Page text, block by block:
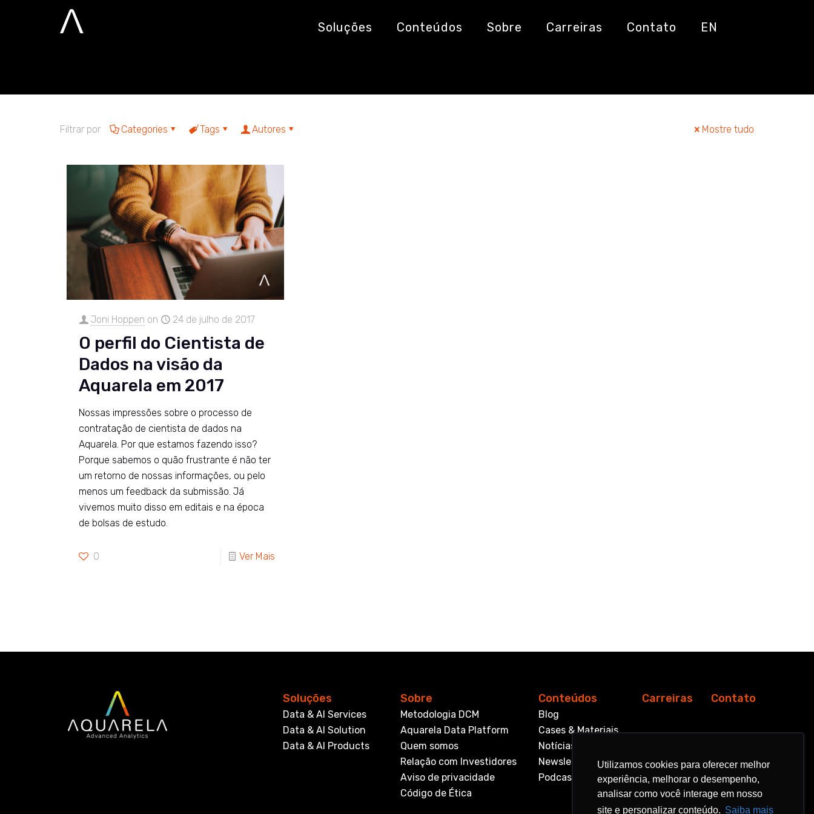
Utilizamos cookies para oferecer melhor
experiência, melhorar o desempenho,
analisar como você interage em nosso
site e personalizar conteúdo. Saiba mais
Utilizamos cookies para oferecer melhor
experiência, melhorar o desempenho,
analisar como você interage em nosso
site e personalizar conteúdo. Saiba mais
Soluções Conteúdos Sobre Carreiras Contato EN
Desempenho
Filtrar por Categories Tags Autores Mostre tudo
Joni Hoppen on 24 de julho de 2017
O perfil do Cientista de
Dados na visão da
Aquarela em 2017
Nossas impressões sobre o processo de
contratação de cientista de dados na
Aquarela. Por que estamos fazendo isso?
Porque sabemos o quão frustrante é não ter
um retorno de nossas informações, ou pelo
menos um feedback da submissão. Já
vivemos muito disso em editais e na época
de bolsas de estudo.
0 Ver Mais
Soluções
Data & AI Services
Data & AI Solution
Data & AI Products
Sobre
Metodologia DCM
Aquarela Data Platform
Quem somos
Relação com Investidores
Aviso de privacidade
Código de Ética
Conteúdos
Blog
Cases & Materiais
Notícias
Newsletter
Podcast
Carreiras Contato